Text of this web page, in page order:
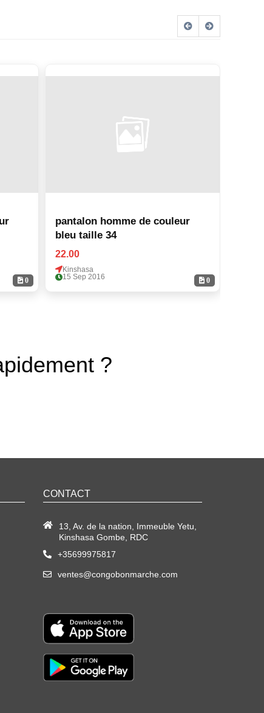
0 0
pantalon homme de couleur
bleu taille 34
22.00
Kinshasa
15 Sep 2016
?
CONTACT
13, Av. de la nation, Immeuble Yetu,
Kinshasa Gombe, RDC
+35699975817
ventes@congobonmarche.com